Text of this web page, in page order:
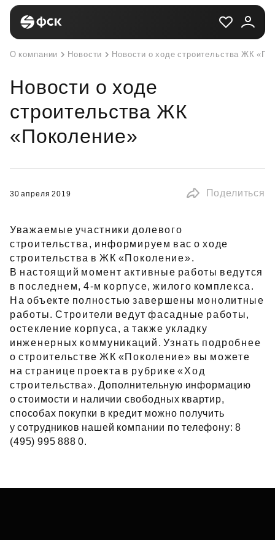
О компании Новости Новости о ходе строительства ЖК
Новости о ходе
строительства ЖК
«Поколение»
30 апреля 2019 Поделиться
Уважаемые участники долевого
строительства, информируем вас о ходе
строительства в ЖК «Поколение».
В настоящий момент активные работы ведутся
в последнем, 4‑м корпусе, жилого комплекса.
На объекте полностью завершены монолитные
работы. Строители ведут фасадные работы,
остекление корпуса, а также укладку
инженерных коммуникаций. Узнать подробнее
о строительстве ЖК «Поколение» вы можете
на странице проекта в рубрике «Ход
строительства». Дополнительную информацию
о стоимости и наличии свободных квартир,
способах покупки в кредит можно получить
у сотрудников нашей компании по телефону: 8
(495) 995 888 0.